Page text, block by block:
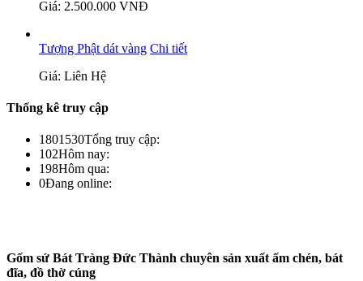
Giá: 2.500.000 VNĐ
Tượng Phật dát vàng Chi tiết
Giá: Liên Hệ
Thống kê truy cập
1801530Tổng truy cập:
102Hôm nay:
198Hôm qua:
0Đang online:
Gốm sứ Bát Tràng Đức Thành chuyên sản xuất ấm chén, bát
đĩa, đồ thờ cúng